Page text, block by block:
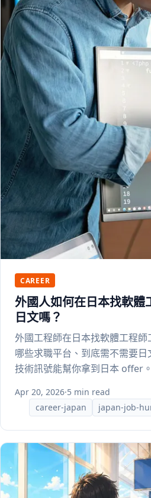
CAREER
外國人如何在日本找軟體
日文嗎？
外國工程師在日本找軟體工程
哪些求職平台、到底需不需要
技術訊號能幫你拿到日本 offer。
Apr 20, 2026·5 min read
career-japan
japan-job-